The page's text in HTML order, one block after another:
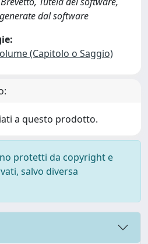
dal software
(Capitolo o Saggio)
a questo prodotto.
protetti da copyright e
salvo diversa